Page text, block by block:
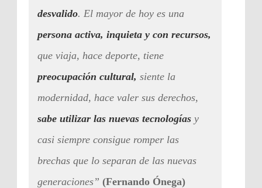
desvalido. El mayor de hoy es una
persona activa, inquieta y con recursos,
que viaja, hace deporte, tiene
preocupación cultural, siente la
modernidad, hace valer sus derechos,
sabe utilizar las nuevas tecnologías y
casi siempre consigue romper las
brechas que lo separan de las nuevas
generaciones” (Fernando Ónega)